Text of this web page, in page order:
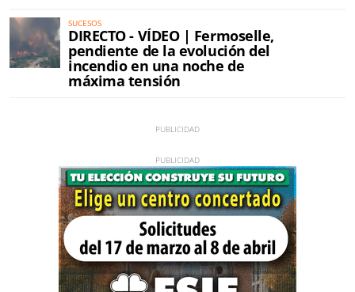
SUCESOS
DIRECTO - VÍDEO | Fermoselle,
pendiente de la evolución del
incendio en una noche de
máxima tensión